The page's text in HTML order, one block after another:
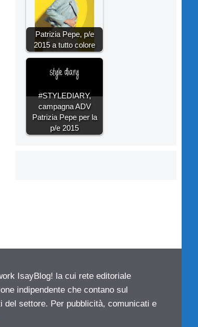
Patrizia Pepe, p/e
2015 a tutto colore
#STYLEDIARY,
campagna ADV
Patrizia Pepe per la
p/e 2015
IsayBlog! la cui rete editoriale
indipendente che contano sul
del settore. Per pubblicità, comunicati e